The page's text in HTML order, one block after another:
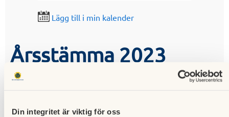
Din integritet är viktig för oss
Lägg till i min kalender
Årsstämma 2023